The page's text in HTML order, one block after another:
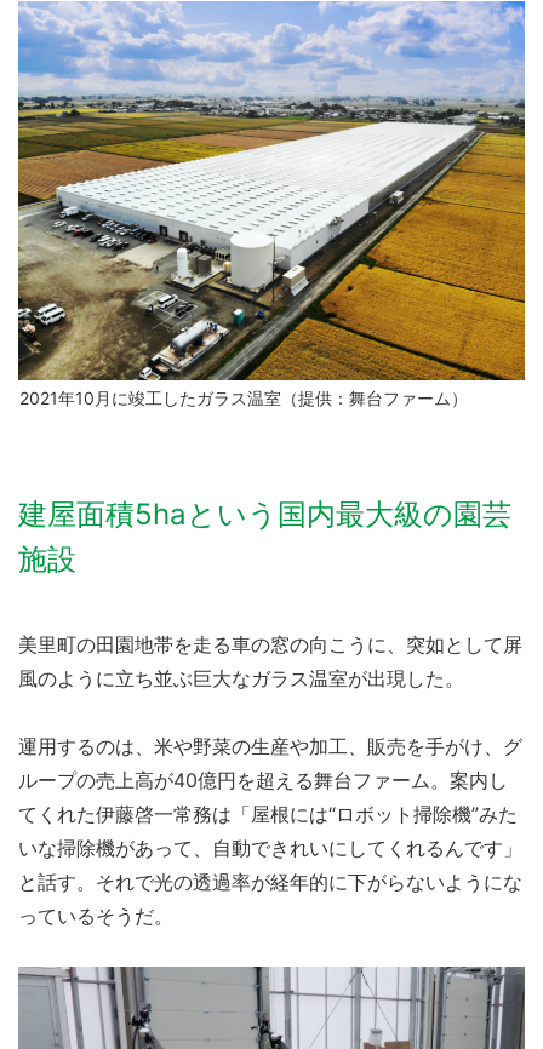
2021年10月に竣工したガラス温室（提供：舞台ファーム）
建屋面積5haという国内最大級の園芸
施設
美里町の田園地帯を走る車の窓の向こうに、突如として屏
風のように立ち並ぶ巨大なガラス温室が出現した。
運用するのは、米や野菜の生産や加工、販売を手がけ、グ
ループの売上高が40億円を超える舞台ファーム。案内し
てくれた伊藤啓一常務は「屋根には“ロボット掃除機”みた
いな掃除機があって、自動できれいにしてくれるんです」
と話す。それで光の透過率が経年的に下がらないようにな
っているそうだ。